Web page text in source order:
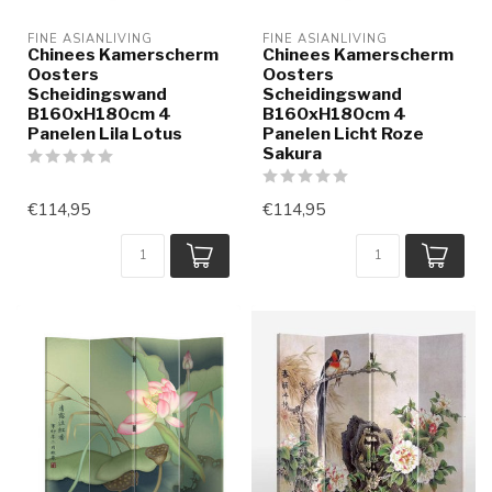
FINE ASIANLIVING
Chinees Kamerscherm
Oosters
Scheidingswand
B160xH180cm 4
Panelen Lila Lotus
€114,95
FINE ASIANLIVING
Chinees Kamerscherm
Oosters
Scheidingswand
B160xH180cm 4
Panelen Licht Roze
Sakura
€114,95